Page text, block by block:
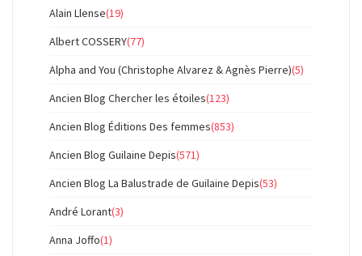
Alain Llense(19)
Albert COSSERY(77)
Alpha and You (Christophe Alvarez & Agnès Pierre)(5)
Ancien Blog Chercher les étoiles(123)
Ancien Blog Éditions Des femmes(853)
Ancien Blog Guilaine Depis(571)
Ancien Blog La Balustrade de Guilaine Depis(53)
André Lorant(3)
Anna Joffo(1)